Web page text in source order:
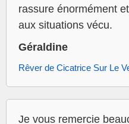
rassure énormément
aux situations vécu.
Géraldine
Rêver de Cicatrice Sur Le
Je vous remercie